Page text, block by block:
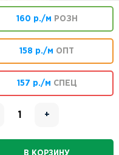
160 р./м РОЗН
158 р./м ОПТ
157 р./м СПЕЦ
+
В КОРЗИНУ